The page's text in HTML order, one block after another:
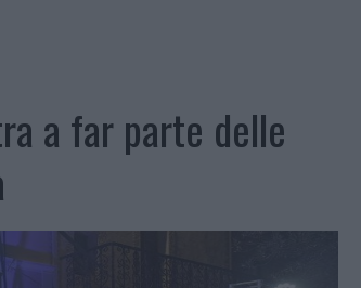
DELTA CENTER
a far parte delle